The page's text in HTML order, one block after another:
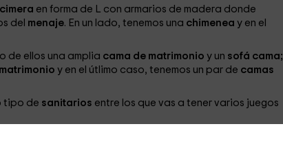
en forma de L con armarios de madera donde
del menaje. En un lado, tenemos una chimenea y en el
de ellos una amplia cama de matrimonio y un sofá cama;
y en el útlimo caso, tenemos un par de camas
tipo de sanitarios entre los que vas a tener varios juegos